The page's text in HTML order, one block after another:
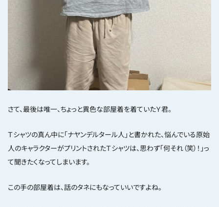
さて、最後は唯一、ちょっと異色な部屋着を着ていたＹ君。
Ｔシャツの真ん中に「ナヤンデルタール人」と書かれた、悩んでいる原始
人のキャラクターがプリントされたＴシャツは、思わず「何それ（笑）！」っ
て聞きたくなってしまいます。
この手の部屋着は、話のタネにもなっていいですよね。